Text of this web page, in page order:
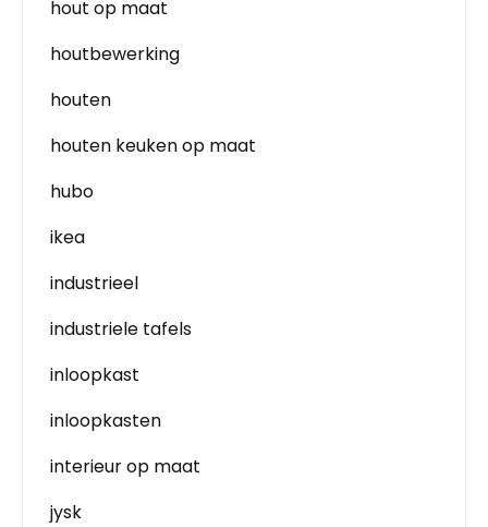
hout op maat
houtbewerking
houten
houten keuken op maat
hubo
ikea
industrieel
industriele tafels
inloopkast
inloopkasten
interieur op maat
jysk